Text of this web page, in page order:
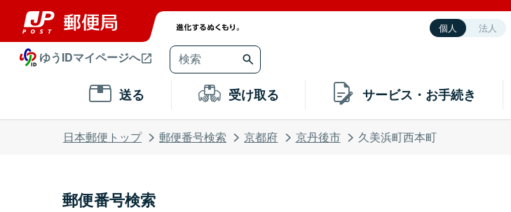
個人 法人
ゆうIDマイページへ
送る 受け取る サービス・お手続き
日本郵便トップ 郵便番号検索 京都府 京丹後市 久美浜町西本町
郵便番号検索